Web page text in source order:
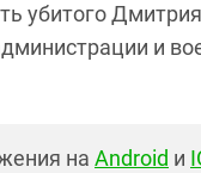
убитого
и
на Android и